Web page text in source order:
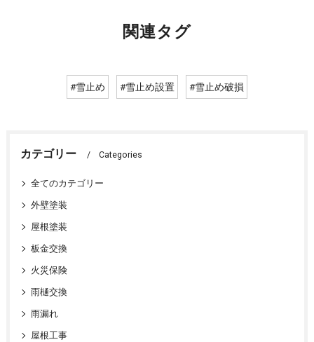
関連タグ
#雪止め #雪止め設置 #雪止め破損
カテゴリー Categories
全てのカテゴリー
外壁塗装
屋根塗装
板金交換
火災保険
雨樋交換
雨漏れ
屋根工事